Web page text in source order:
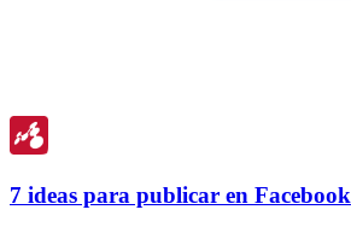
7 ideas para publicar en Facebook